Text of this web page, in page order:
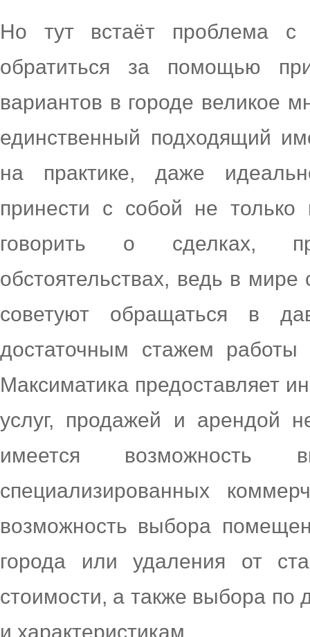
Но тут встаёт проблема с
обратиться за помощью
вариантов в городе великое
единственный подходящий
на практике, даже
принести с собой не
говорить о сделках,
обстоятельствах, ведь в
советуют обращаться в
достаточным стажем
Максиматика предоставляет
услуг, продажей и арендой
имеется возможность
специализированных
возможность выбора
города или удаления от
стоимости, а также выбора
и характеристикам.